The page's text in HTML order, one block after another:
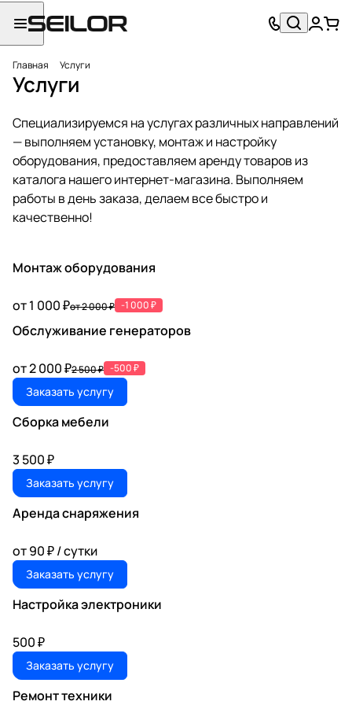
Главная Услуги
Услуги
Специализируемся на услугах различных направлений
— выполняем установку, монтаж и настройку
оборудования, предоставляем аренду товаров из
каталога нашего интернет-магазина. Выполняем
работы в день заказа, делаем все быстро и
качественно!
Монтаж оборудования
от 1 000 ₽от 2 000 ₽ -1 000 ₽
Обслуживание генераторов
от 2 000 ₽2 500 ₽ -500 ₽
Заказать услугу
Сборка мебели
3 500 ₽
Заказать услугу
Аренда снаряжения
от 90 ₽ / сутки
Заказать услугу
Настройка электроники
500 ₽
Заказать услугу
Ремонт техники